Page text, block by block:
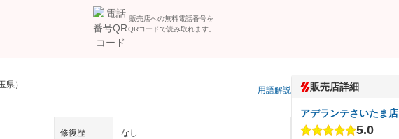
販売店への無料電話番号を
QRコードで読み取れます。
県）
用語解説
修復歴 なし
販売店詳細
アデランテさいたま店
5.0